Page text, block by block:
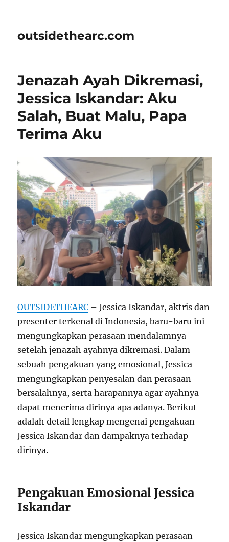
outsidethearc.com
Jenazah Ayah Dikremasi,
Jessica Iskandar: Aku
Salah, Buat Malu, Papa
Terima Aku
OUTSIDETHEARC – Jessica Iskandar, aktris dan
presenter terkenal di Indonesia, baru-baru ini
mengungkapkan perasaan mendalamnya
setelah jenazah ayahnya dikremasi. Dalam
sebuah pengakuan yang emosional, Jessica
mengungkapkan penyesalan dan perasaan
bersalahnya, serta harapannya agar ayahnya
dapat menerima dirinya apa adanya. Berikut
adalah detail lengkap mengenai pengakuan
Jessica Iskandar dan dampaknya terhadap
dirinya.
Pengakuan Emosional Jessica
Iskandar
Jessica Iskandar mengungkapkan perasaan